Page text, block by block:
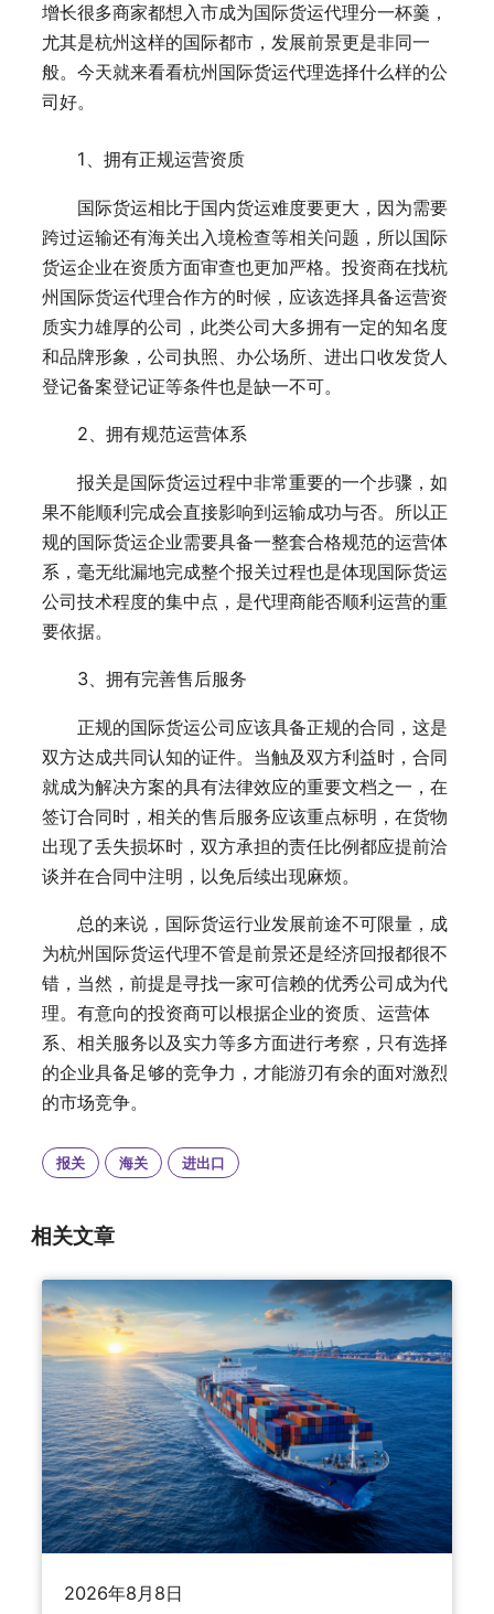
增长很多商家都想入市成为国际货运代理分一杯羹，
尤其是杭州这样的国际都市，发展前景更是非同一
般。今天就来看看杭州国际货运代理选择什么样的公
司好。
1、拥有正规运营资质
国际货运相比于国内货运难度要更大，因为需要
跨过运输还有海关出入境检查等相关问题，所以国际
货运企业在资质方面审查也更加严格。投资商在找杭
州国际货运代理合作方的时候，应该选择具备运营资
质实力雄厚的公司，此类公司大多拥有一定的知名度
和品牌形象，公司执照、办公场所、进出口收发货人
登记备案登记证等条件也是缺一不可。
2、拥有规范运营体系
报关是国际货运过程中非常重要的一个步骤，如
果不能顺利完成会直接影响到运输成功与否。所以正
规的国际货运企业需要具备一整套合格规范的运营体
系，毫无纰漏地完成整个报关过程也是体现国际货运
公司技术程度的集中点，是代理商能否顺利运营的重
要依据。
3、拥有完善售后服务
正规的国际货运公司应该具备正规的合同，这是
双方达成共同认知的证件。当触及双方利益时，合同
就成为解决方案的具有法律效应的重要文档之一，在
签订合同时，相关的售后服务应该重点标明，在货物
出现了丢失损坏时，双方承担的责任比例都应提前洽
谈并在合同中注明，以免后续出现麻烦。
总的来说，国际货运行业发展前途不可限量，成
为杭州国际货运代理不管是前景还是经济回报都很不
错，当然，前提是寻找一家可信赖的优秀公司成为代
理。有意向的投资商可以根据企业的资质、运营体
系、相关服务以及实力等多方面进行考察，只有选择
的企业具备足够的竞争力，才能游刃有余的面对激烈
的市场竞争。
报关 海关 进出口
相关文章
2026年8月8日